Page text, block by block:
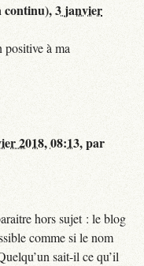
continu),3 janvier
positive à ma
2018, 08:13,par
hors sujet : le blog
comme si le nom
sait-il ce qu’il